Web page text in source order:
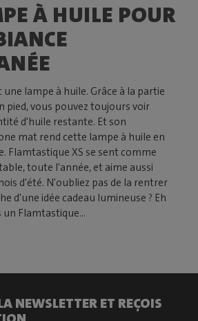
À HUILE POUR
une lampe à huile. Grâce à la partie
pied, vous pouvez toujours voir
d'huile restante. Et son
mat rend cette lampe à huile en
Flamtastique XS se sent comme
toute l'année, et aime aussi
d'été. N'oubliez pas de la rentrer
d'une idée cadeau lumineuse ? Eh
un Flamtastique...
NEWSLETTER ET REÇOIS